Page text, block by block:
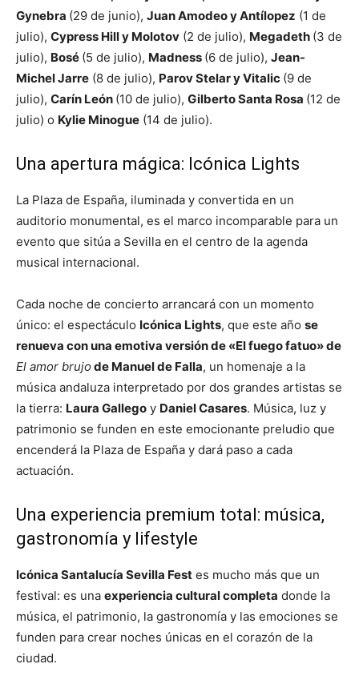
Gynebra (29 de junio), Juan Amodeo y Antílopez (1 de
julio), Cypress Hill y Molotov (2 de julio), Megadeth (3 de
julio), Bosé (5 de julio), Madness (6 de julio), Jean-
Michel Jarre (8 de julio), Parov Stelar y Vitalic (9 de
julio), Carín León (10 de julio), Gilberto Santa Rosa (12 de
julio) o Kylie Minogue (14 de julio).
Una apertura mágica: Icónica Lights
La Plaza de España, iluminada y convertida en un
auditorio monumental, es el marco incomparable para un
evento que sitúa a Sevilla en el centro de la agenda
musical internacional.
Cada noche de concierto arrancará con un momento
único: el espectáculo Icónica Lights, que este año se
renueva con una emotiva versión de «El fuego fatuo» de
El amor brujode Manuel de Falla, un homenaje a la
música andaluza interpretado por dos grandes artistas se
la tierra: Laura Gallego y Daniel Casares. Música, luz y
patrimonio se funden en este emocionante preludio que
encenderá la Plaza de España y dará paso a cada
actuación.
Una experiencia premium total: música,
gastronomía y lifestyle
Icónica Santalucía Sevilla Fest es mucho más que un
festival: es una experiencia cultural completa donde la
música, el patrimonio, la gastronomía y las emociones se
funden para crear noches únicas en el corazón de la
ciudad.